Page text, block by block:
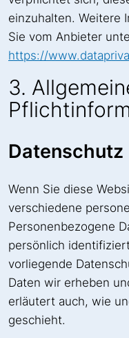
einzuhalten. Weitere
Sie vom Anbieter
https://
3.
Datenschutz
Wenn Sie diese
verschiedene
Personenbezogene
persönlich
vorliegende
Daten wir erheben
erläutert auch, wie
geschieht.